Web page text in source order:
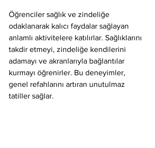
Öğrenciler sağlık ve zindeliğe
odaklanarak kalıcı faydalar sağlayan
anlamlı aktivitelere katılırlar. Sağlıklarını
takdir etmeyi, zindeliğe kendilerini
adamayı ve akranlarıyla bağlantılar
kurmayı öğrenirler. Bu deneyimler,
genel refahlarını artıran unutulmaz
tatiller sağlar.